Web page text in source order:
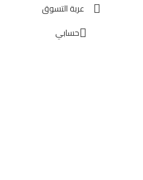
عربة التسوق
حسابي